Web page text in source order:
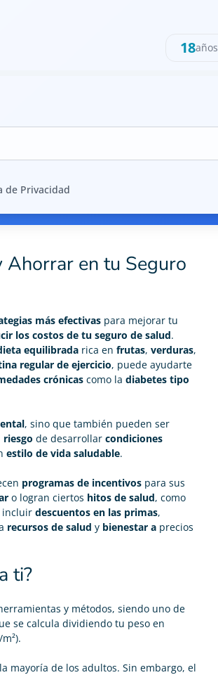
18años
de Privacidad
Ahorrar en tu Seguro
más efectivas para mejorar tu
los costos de tu seguro de salud.
equilibrada rica en frutas, verduras,
regular de ejercicio, puede ayudarte
crónicas como la diabetes tipo
, sino que también pueden ser
riesgo de desarrollar condiciones
estilo de vida saludable.
programas de incentivos para sus
o logran ciertos hitos de salud, como
incluir descuentos en las primas,
recursos de salud y bienestar a precios
ti?
y métodos, siendo uno de
se calcula dividiendo tu peso en
mayoría de los adultos. Sin embargo, el